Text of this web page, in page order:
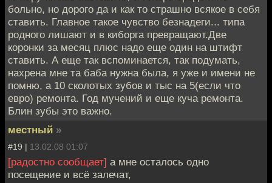
больно, но дорого да и как то страшно всякое в себя
ставить. Главное такое чувство безнадеги... типа
родного лишают и в киборга превращают.Две
коронки за месяц плюс надо еще один на штифт
ставить. А еще так вспоминается, так подумать,
нахрена мне та баба нужна была, я уже и имени не
помню, а 10 сколотых зубов и тыс на 5(если что
евро) ремонта. Год мучений и еще куча ремонта.
Блин зубы это важно.
местный »
#19 | 13.02.08 01:07
[радостно сообщает] а мне осталось одно
посещение и всё залечат,